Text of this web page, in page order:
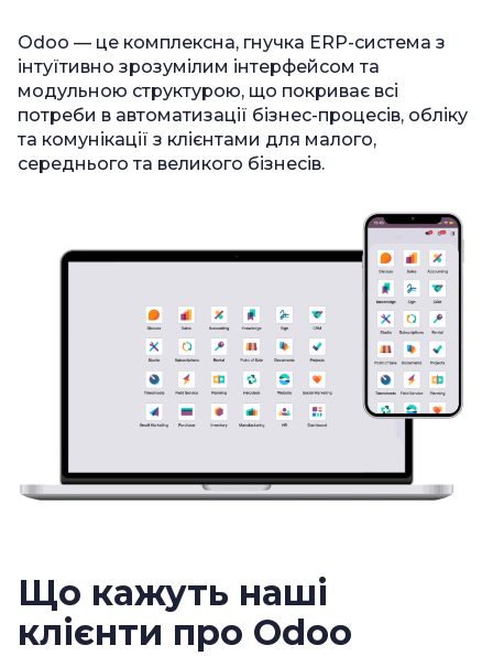
Odoo — це комплексна, гнучка ERP-система з
інтуїтивно зрозумілим інтерфейсом та
модульною структурою, що покриває всі
потреби в автоматизації бізнес-процесів, обліку
та комунікації з клієнтами для малого,
середнього та великого бізнесів.
Що кажуть наші
клієнти про Odoo